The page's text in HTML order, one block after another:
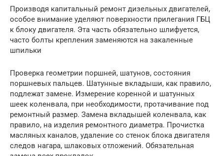
Производя капитальный ремонт дизельных двигателей,
особое внимание уделяют поверхности прилегания ГБЦ
к блоку двигателя. Эта часть обязательно шлифуется,
часто болты крепления заменяются на закаленные
шпильки
Проверка геометрии поршней, шатунов, состояния
поршневых пальцев. Шатунные вкладыши, как правило,
подлежат замене. Измерение коренной и шатунных
шеек коленвала, при необходимости, протачивание под
ремонтный размер. Замена вкладышей коленвала, как
правило, на изделия ремонтного диаметра. Прочистка
масляных каналов, удаление со стенок блока двигателя
следов нагара, шлаковых отложений. Обязательная